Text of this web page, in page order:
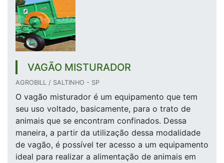
VAGÃO MISTURADOR
AGROBILL / SALTINHO - SP
O vagão misturador é um equipamento que tem
seu uso voltado, basicamente, para o trato de
animais que se encontram confinados. Dessa
maneira, a partir da utilização dessa modalidade
de vagão, é possível ter acesso a um equipamento
ideal para realizar a alimentação de animais em